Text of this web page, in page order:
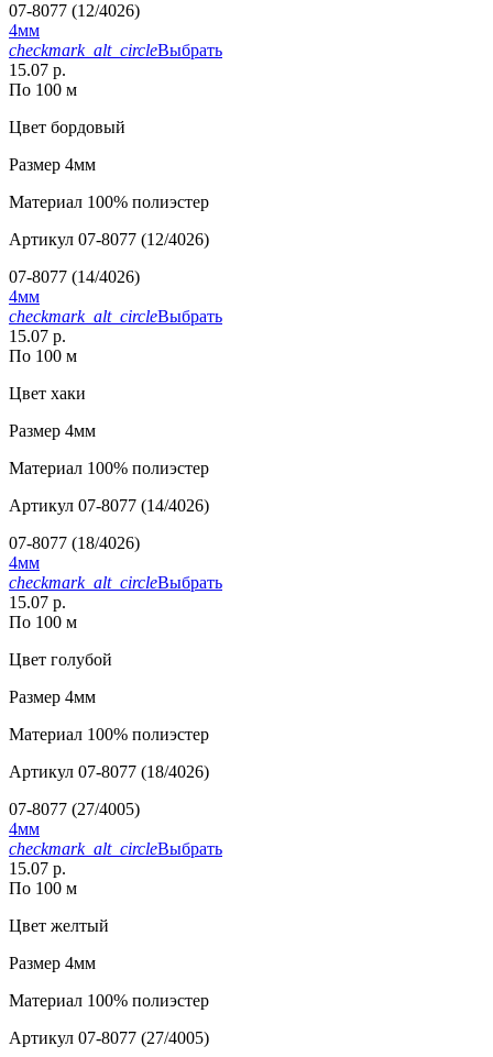
07-8077 (12/4026)
4мм
checkmark_alt_circleВыбрать
15.07 р.
По 100 м
Цвет бордовый
Размер 4мм
Материал 100% полиэстер
Артикул 07-8077 (12/4026)
07-8077 (14/4026)
4мм
checkmark_alt_circleВыбрать
15.07 р.
По 100 м
Цвет хаки
Размер 4мм
Материал 100% полиэстер
Артикул 07-8077 (14/4026)
07-8077 (18/4026)
4мм
checkmark_alt_circleВыбрать
15.07 р.
По 100 м
Цвет голубой
Размер 4мм
Материал 100% полиэстер
Артикул 07-8077 (18/4026)
07-8077 (27/4005)
4мм
checkmark_alt_circleВыбрать
15.07 р.
По 100 м
Цвет желтый
Размер 4мм
Материал 100% полиэстер
Артикул 07-8077 (27/4005)